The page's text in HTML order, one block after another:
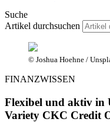
Suche
Artikel durchsuchen
© Joshua Hoehne /
FINANZWISSEN
Flexibel und aktiv in
Variety CKC Credit